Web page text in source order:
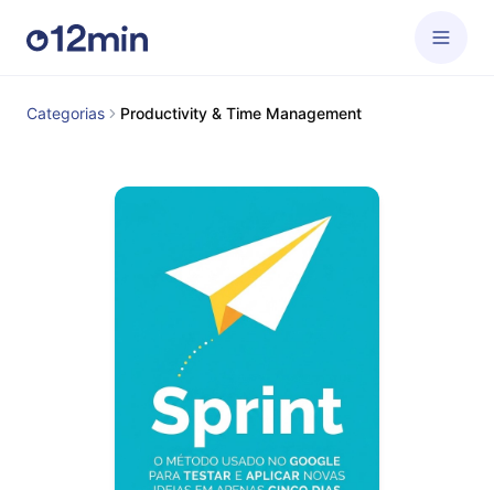
Categorias Productivity & Time Management